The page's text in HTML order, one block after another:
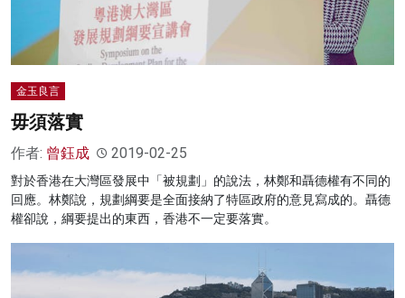
金玉良言
毋須落實
作者: 曾鈺成 2019-02-25
對於香港在大灣區發展中「被規劃」的說法，林鄭和聶德權有不同的
回應。林鄭說，規劃綱要是全面接納了特區政府的意見寫成的。聶德
權卻說，綱要提出的東西，香港不一定要落實。